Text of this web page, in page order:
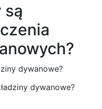
są
dywanowe?